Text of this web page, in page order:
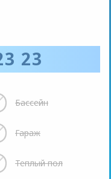
23
Бассейн
Гараж
Теплый пол